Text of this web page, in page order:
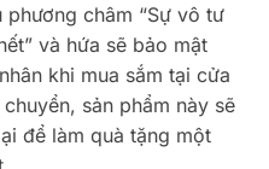
châm “Sự vô tư
và hứa sẽ bảo mật
khi mua sắm tại cửa
sản phẩm này sẽ
để làm quà tặng một